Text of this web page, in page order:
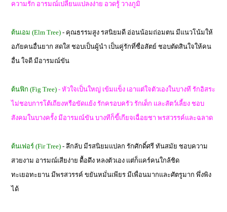
ความรัก อารมณ์เปลี่ยนแปลงง่าย อวดรู้ วางภูมิ
ต้นเอม (Elm Tree)- คุณธรรมสูง รสนิยมดี อ่อนน้อมถ่อมตน มีแนวโน้มให้
อภัยคนอื่นยาก สดใส ชอบเป็นผู้นำ เป็นคู่รักที่ซื่อสัตย์ ชอบตัดสินใจให้คน
อื่น ใจดี มีอารมณ์ขัน
ต้นฟิก (Fig Tree)- หัวใจเป็นใหญ่ เข้มแข็ง เอาแต่ใจตัวเองในบางที รักอิสระ
ไม่ชอบการโต้เถียงหรือขัดแย้ง รักครอบครัว รักเด็ก และสัตว์เลี้ยง ชอบ
สังคมในบางครั้ง มีอารมณ์ขัน บางทีก็ขี้เกียจเฉื่อยชา พรสวรรค์และฉลาด
ต้นเฟอร์ (Fir Tree)- ลึกลับ มีรสนิยมแปลก รักศักดิ์ศรี ทันสมัย ชอบความ
สวยงาม อารมณ์เสียง่าย ดื้อดึง หลงตัวเอง แต่ก็แคร์คนใกล้ชิด
ทะเยอทะยาน มีพรสวรรค์ ขยันหมั่นเพียร มีเพื่อนมากและศัตรูมาก พึ่งพิง
ได้